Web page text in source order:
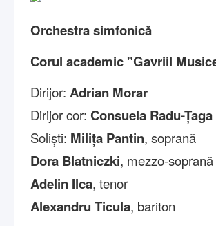
Orchestra simfonică
Corul academic "Gavriil
Dirijor: Adrian Morar
Dirijor cor: Consuela Radu-Țaga
Soliști: Milița Pantin, soprană
Dora Blatniczki, mezzo-soprană
Adelin Ilca, tenor
Alexandru Ticula, bariton